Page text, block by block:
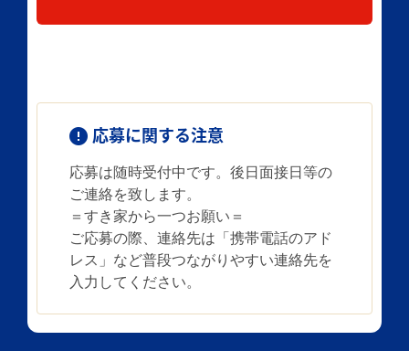
応募に関する注意
応募は随時受付中です。後日面接日等の
ご連絡を致します。
＝すき家から一つお願い＝
ご応募の際、連絡先は「携帯電話のアド
レス」など普段つながりやすい連絡先を
入力してください。